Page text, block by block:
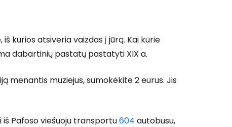
kurios atsiveria vaizdas į jūrą. Kai kurie
dabartinių pastatų pastatyti XIX a.
menantis muziejus, sumokėkite 2 eurus. Jis
Pafoso viešuoju transportu604 autobusu,
Cestee